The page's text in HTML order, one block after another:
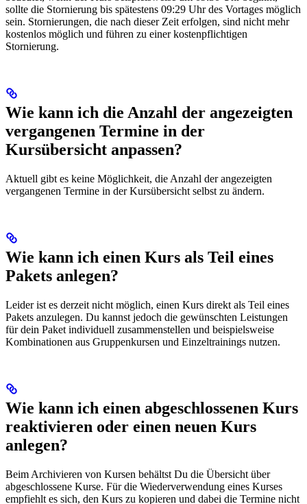
sollte die Stornierung bis spätestens 09:29 Uhr des Vortages möglich
sein. Stornierungen, die nach dieser Zeit erfolgen, sind nicht mehr
kostenlos möglich und führen zu einer kostenpflichtigen
Stornierung.
Wie kann ich die Anzahl der angezeigten
vergangenen Termine in der
Kursübersicht anpassen?
Aktuell gibt es keine Möglichkeit, die Anzahl der angezeigten
vergangenen Termine in der Kursübersicht selbst zu ändern.
Wie kann ich einen Kurs als Teil eines
Pakets anlegen?
Leider ist es derzeit nicht möglich, einen Kurs direkt als Teil eines
Pakets anzulegen. Du kannst jedoch die gewünschten Leistungen
für dein Paket individuell zusammenstellen und beispielsweise
Kombinationen aus Gruppenkursen und Einzeltrainings nutzen.
Wie kann ich einen abgeschlossenen Kurs
reaktivieren oder einen neuen Kurs
anlegen?
Beim Archivieren von Kursen behältst Du die Übersicht über
abgeschlossene Kurse. Für die Wiederverwendung eines Kurses
empfiehlt es sich, den Kurs zu kopieren und dabei die Termine nicht